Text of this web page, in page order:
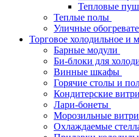
Тепловые
Теплые полы
Уличные
Торговое холодильное и
Барные модули
Би-блоки для
Винные шкафы
Горячие столы и
Кондитерские
Лари-бонеты
Морозильные
Охлаждаемые